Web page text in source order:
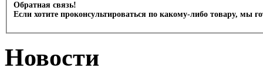
Обратная связь!
Если хотите проконсультироваться по какому-либо товару, мы
Новости